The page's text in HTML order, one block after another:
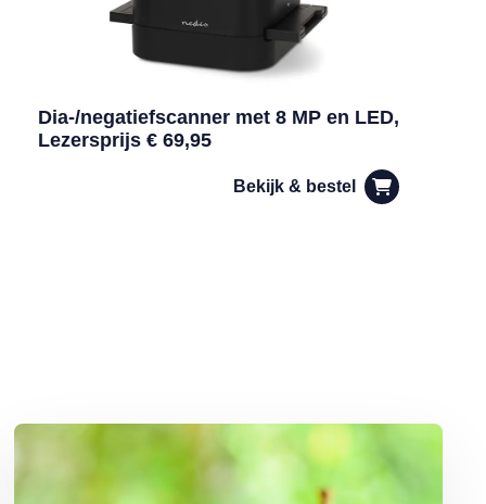
Dia-/negatiefscanner met 8 MP en LED,
Lezersprijs € 69,95
Bekijk & bestel
Lees meer over Ouderen willen helemaal geen hogere erfbelasting